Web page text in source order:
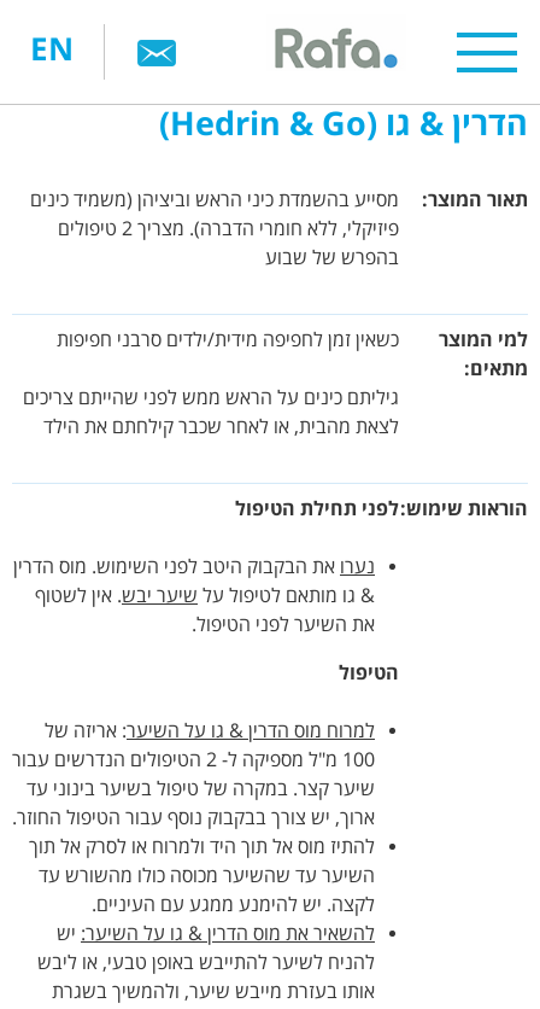
לתוכן
EN
הדרין & גו (Hedrin & Go)
תאור המוצר
מסייע בהשמדת כיני הראש וביציהן (משמיד כינים
פיזיקלי, ללא חומרי הדברה). מצריך 2 טיפולים
בהפרש של שבוע
למי המוצר
מתאים
כשאין זמן לחפיפה מידית/ילדים סרבני חפיפות
גיליתם כינים על הראש ממש לפני שהייתם צריכים
לצאת מהבית, או לאחר שכבר קילחתם את הילד
הוראות שימוש לפני תחילת הטיפול
נערו את הבקבוק היטב לפני השימוש. מוס הדרין
& גו מותאם לטיפול על שיער יבש. אין לשטוף
את השיער לפני הטיפול.
הטיפול
למרוח מוס הדרין & גו על השיער: אריזה של
100 מ"ל מספיקה ל- 2 הטיפולים הנדרשים עבור
שיער קצר. במקרה של טיפול בשיער בינוני עד
ארוך, יש צורך בבקבוק נוסף עבור הטיפול החוזר.
להתיז מוס אל תוך היד ולמרוח או לסרק אל תוך
השיער עד שהשיער מכוסה כולו מהשורש עד
לקצה. יש להימנע ממגע עם העיניים.
להשאיר את מוס הדרין & גו על השיער: יש
להניח לשיער להתייבש באופן טבעי, או ליבש
אותו בעזרת מייבש שיער, ולהמשיך בשגרת